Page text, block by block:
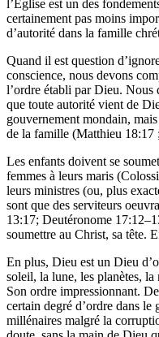
l’Église est un des
certainement pas moins
d’autorité dans la famille
Quand il est question
conscience, nous devons
l’ordre établi par Dieu. Nous
que toute autorité vient de
gouvernement mondain,
de la famille (Matthieu 18:17
Les enfants doivent se
femmes à leurs maris
leurs ministres (ou, plus
sont que des serviteurs
13:17; Deutéronome
soumettre au Christ, sa tête.
En plus, Dieu est un Dieu
soleil, la lune, les planètes,
Son ordre impressionnant.
certain degré d’ordre dans le
millénaires malgré la